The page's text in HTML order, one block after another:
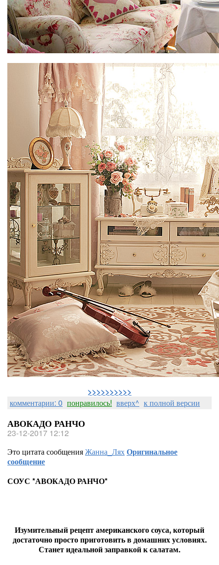
>>>>>>>>>>
комментарии: 0 понравилось! вверх^ к полной версии
АВОКАДО РАНЧО
23-12-2017 12:12
Это цитата сообщенияЖанна_ЛяхОригинальное
сообщение
СОУС *АВОКАДО РАНЧО*
Изумительный рецепт американского соуса, который
достаточно просто приготовить в домашних условиях.
Станет идеальной заправкой к салатам.